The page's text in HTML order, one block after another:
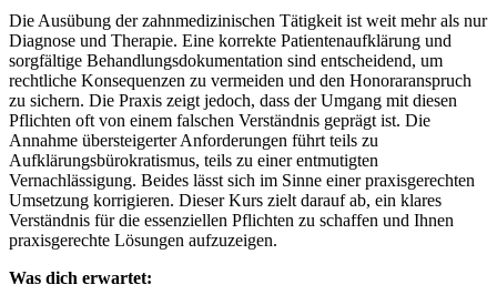
Die Ausübung der zahnmedizinischen Tätigkeit ist weit mehr als nur
Diagnose und Therapie. Eine korrekte Patientenaufklärung und
sorgfältige Behandlungsdokumentation sind entscheidend, um
rechtliche Konsequenzen zu vermeiden und den Honoraranspruch
zu sichern. Die Praxis zeigt jedoch, dass der Umgang mit diesen
Pflichten oft von einem falschen Verständnis geprägt ist. Die
Annahme übersteigerter Anforderungen führt teils zu
Aufklärungsbürokratismus, teils zu einer entmutigten
Vernachlässigung. Beides lässt sich im Sinne einer praxisgerechten
Umsetzung korrigieren. Dieser Kurs zielt darauf ab, ein klares
Verständnis für die essenziellen Pflichten zu schaffen und Ihnen
praxisgerechte Lösungen aufzuzeigen.
Was dich erwartet: